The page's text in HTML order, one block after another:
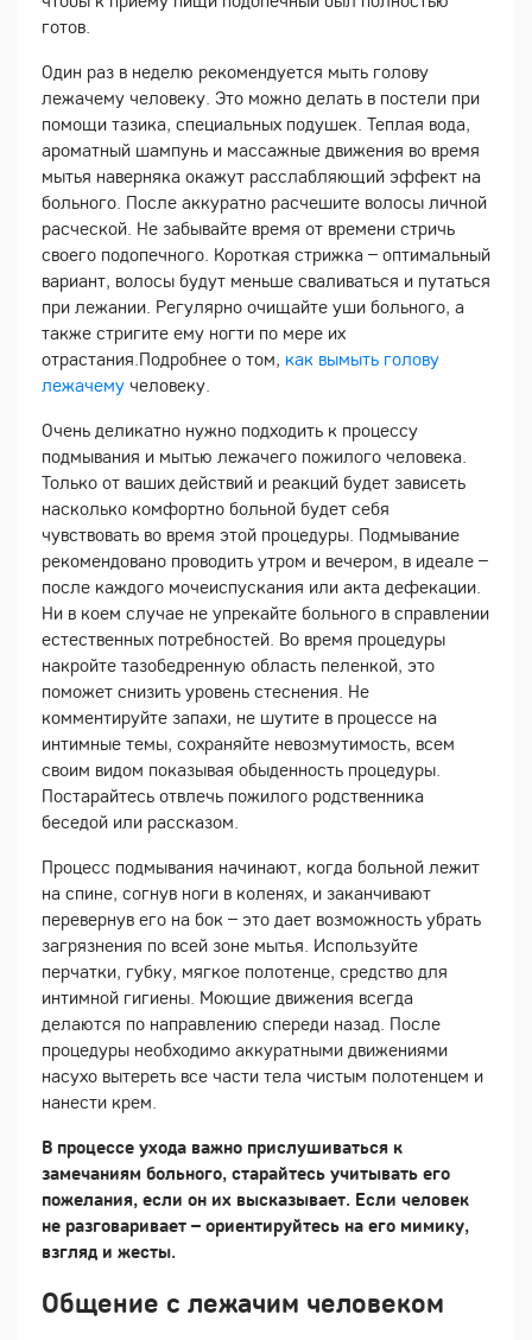
готов.
Один раз в неделю рекомендуется мыть голову
лежачему человеку. Это можно делать в постели при
помощи тазика, специальных подушек. Теплая вода,
ароматный шампунь и массажные движения во время
мытья наверняка окажут расслабляющий эффект на
больного. После аккуратно расчешите волосы личной
расческой. Не забывайте время от времени стричь
своего подопечного. Короткая стрижка – оптимальный
вариант, волосы будут меньше сваливаться и путаться
при лежании. Регулярно очищайте уши больного, а
также стригите ему ногти по мере их
отрастания.Подробнее о том, как вымыть голову
лежачему человеку.
Очень деликатно нужно подходить к процессу
подмывания и мытью лежачего пожилого человека.
Только от ваших действий и реакций будет зависеть
насколько комфортно больной будет себя
чувствовать во время этой процедуры. Подмывание
рекомендовано проводить утром и вечером, в идеале –
после каждого мочеиспускания или акта дефекации.
Ни в коем случае не упрекайте больного в справлении
естественных потребностей. Во время процедуры
накройте тазобедренную область пеленкой, это
поможет снизить уровень стеснения. Не
комментируйте запахи, не шутите в процессе на
интимные темы, сохраняйте невозмутимость, всем
своим видом показывая обыденность процедуры.
Постарайтесь отвлечь пожилого родственника
беседой или рассказом.
Процесс подмывания начинают, когда больной лежит
на спине, согнув ноги в коленях, и заканчивают
перевернув его на бок – это дает возможность убрать
загрязнения по всей зоне мытья. Используйте
перчатки, губку, мягкое полотенце, средство для
интимной гигиены. Моющие движения всегда
делаются по направлению спереди назад. После
процедуры необходимо аккуратными движениями
насухо вытереть все части тела чистым полотенцем и
нанести крем.
В процессе ухода важно прислушиваться к
замечаниям больного, старайтесь учитывать его
пожелания, если он их высказывает. Если человек
не разговаривает – ориентируйтесь на его мимику,
взгляд и жесты.
Общение с лежачим человеком